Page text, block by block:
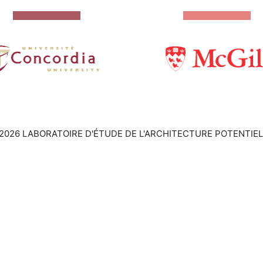
LABORATOIRE D'ÉTUDE DE L'ARCHITECTURE